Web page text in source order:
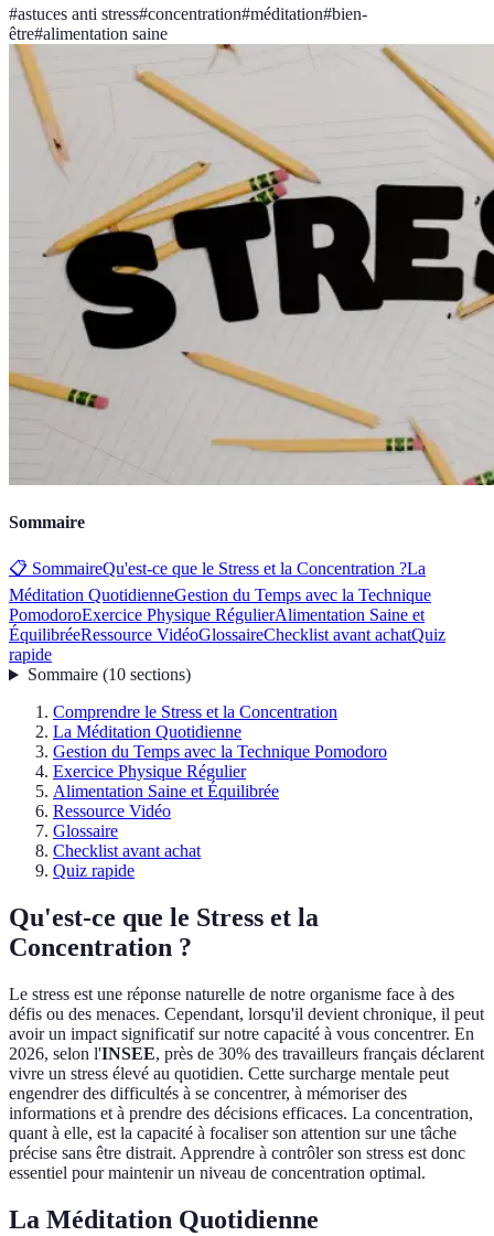
#astuces anti stress#concentration#méditation#bien-
être#alimentation saine
Sommaire
📋 SommaireQu'est-ce que le Stress et la Concentration ?La
Méditation QuotidienneGestion du Temps avec la Technique
PomodoroExercice Physique RégulierAlimentation Saine et
ÉquilibréeRessource VidéoGlossaireChecklist avant achatQuiz
rapide
Sommaire(10 sections)
Comprendre le Stress et la Concentration
La Méditation Quotidienne
Gestion du Temps avec la Technique Pomodoro
Exercice Physique Régulier
Alimentation Saine et Équilibrée
Ressource Vidéo
Glossaire
Checklist avant achat
Quiz rapide
Qu'est-ce que le Stress et la
Concentration ?
Le stress est une réponse naturelle de notre organisme face à des
défis ou des menaces. Cependant, lorsqu'il devient chronique, il peut
avoir un impact significatif sur notre capacité à vous concentrer. En
2026, selon l'INSEE, près de 30% des travailleurs français déclarent
vivre un stress élevé au quotidien. Cette surcharge mentale peut
engendrer des difficultés à se concentrer, à mémoriser des
informations et à prendre des décisions efficaces. La concentration,
quant à elle, est la capacité à focaliser son attention sur une tâche
précise sans être distrait. Apprendre à contrôler son stress est donc
essentiel pour maintenir un niveau de concentration optimal.
La Méditation Quotidienne